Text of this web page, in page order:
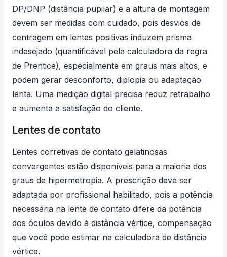
DP/DNP (distância pupilar) e a altura de montagem
devem ser medidas com cuidado, pois desvios de
centragem em lentes positivas induzem prisma
indesejado (quantificável pela calculadora da regra
de Prentice), especialmente em graus mais altos, e
podem gerar desconforto, diplopia ou adaptação
lenta. Uma medição digital precisa reduz retrabalho
e aumenta a satisfação do cliente.
Lentes de contato
Lentes corretivas de contato gelatinosas
convergentes estão disponíveis para a maioria dos
graus de hipermetropia. A prescrição deve ser
adaptada por profissional habilitado, pois a potência
necessária na lente de contato difere da potência
dos óculos devido à distância vértice, compensação
que você pode estimar na calculadora de distância
vértice.